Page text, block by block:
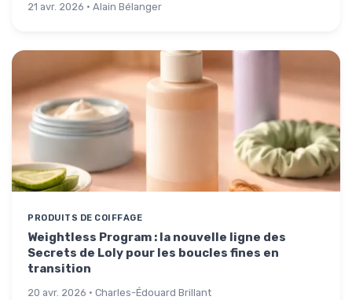
21 avr. 2026 · Alain Bélanger
PRODUITS DE COIFFAGE
Weightless Program : la nouvelle ligne des
Secrets de Loly pour les boucles fines en
transition
20 avr. 2026 · Charles-Édouard Brillant